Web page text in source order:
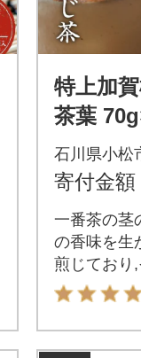
特上加
茶葉
ほうじ
焙煎加
石川県小松
寄付金額
一番茶の茎
の香味を生
煎じており
かな風味と
を楽しめま